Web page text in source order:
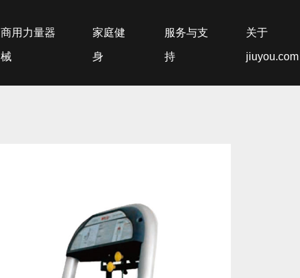
商用力量器
械
家庭健
身
服务与支
持
关于
jiuyou.com